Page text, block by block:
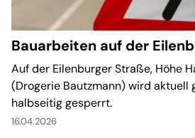
Bauarbeiten auf der
Auf der Eilenburger Straße, Höhe
(Drogerie Bautzmann) wird aktuell
halbseitig gesperrt.
16.04.2026